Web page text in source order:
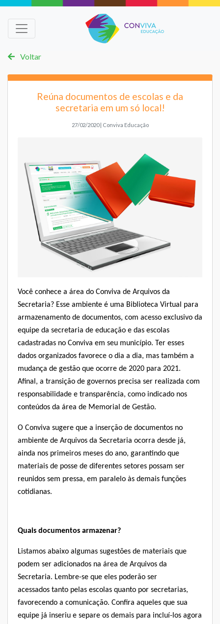
Voltar
Reúna documentos de escolas e da
secretaria em um só local!
27/02/2020 | Conviva Educação
Você conhece a área do Conviva de Arquivos da
Secretaria? Esse ambiente é uma Biblioteca Virtual para
armazenamento de documentos, com acesso exclusivo da
equipe da secretaria de educação e das escolas
cadastradas no Conviva em seu município. Ter esses
dados organizados favorece o dia a dia, mas também a
mudança de gestão que ocorre de 2020 para 2021.
Afinal, a transição de governos precisa ser realizada com
responsabilidade e transparência, como indicado nos
conteúdos da área de Memorial de Gestão.
O Conviva sugere que a inserção de documentos no
ambiente de Arquivos da Secretaria ocorra desde já,
ainda nos primeiros meses do ano, garantindo que
materiais de posse de diferentes setores possam ser
reunidos sem pressa, em paralelo às demais funções
cotidianas.
Quais documentos armazenar?
Listamos abaixo algumas sugestões de materiais que
podem ser adicionados na área de Arquivos da
Secretaria. Lembre-se que eles poderão ser
acessados tanto pelas escolas quanto por secretarias,
favorecendo a comunicação. Confira aqueles que sua
equipe já inseriu e separe os demais para incluí-los agora